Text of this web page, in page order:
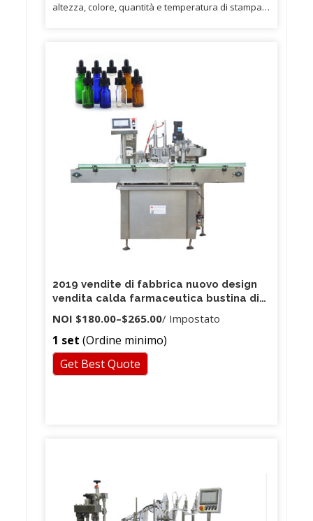
altezza, colore, quantità e temperatura di stampa. -
2019 vendite di fabbrica nuovo design
vendita calda farmaceutica bustina di
sapone liquido fiala macchina di
riempimento buon prezzo
NOI $180.00–$265.00/ Impostato
1 set (Ordine minimo)
Get Best Quote